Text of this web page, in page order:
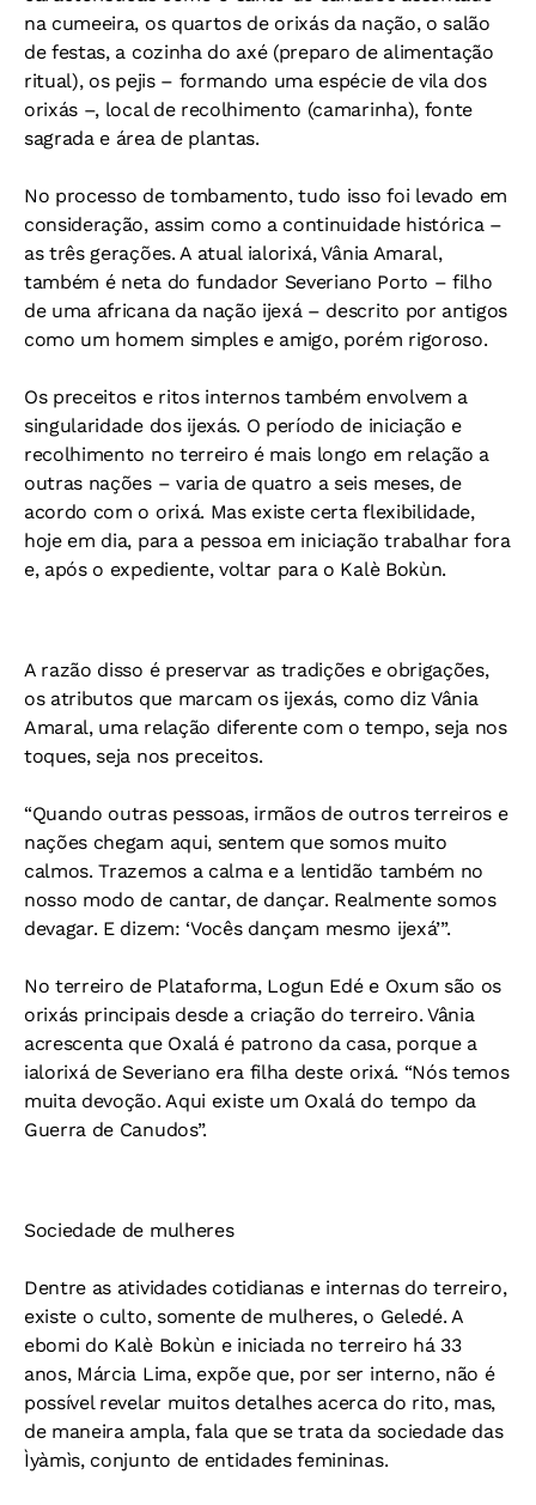
na cumeeira, os quartos de orixás da nação, o salão
de festas, a cozinha do axé (preparo de alimentação
ritual), os pejis – formando uma espécie de vila dos
orixás –, local de recolhimento (camarinha), fonte
sagrada e área de plantas.
No processo de tombamento, tudo isso foi levado em
consideração, assim como a continuidade histórica –
as três gerações. A atual ialorixá, Vânia Amaral,
também é neta do fundador Severiano Porto – filho
de uma africana da nação ijexá – descrito por antigos
como um homem simples e amigo, porém rigoroso.
Os preceitos e ritos internos também envolvem a
singularidade dos ijexás. O período de iniciação e
recolhimento no terreiro é mais longo em relação a
outras nações – varia de quatro a seis meses, de
acordo com o orixá. Mas existe certa flexibilidade,
hoje em dia, para a pessoa em iniciação trabalhar fora
e, após o expediente, voltar para o Kalè Bokùn.
A razão disso é preservar as tradições e obrigações,
os atributos que marcam os ijexás, como diz Vânia
Amaral, uma relação diferente com o tempo, seja nos
toques, seja nos preceitos.
“Quando outras pessoas, irmãos de outros terreiros e
nações chegam aqui, sentem que somos muito
calmos. Trazemos a calma e a lentidão também no
nosso modo de cantar, de dançar. Realmente somos
devagar. E dizem: ‘Vocês dançam mesmo ijexá’”.
No terreiro de Plataforma, Logun Edé e Oxum são os
orixás principais desde a criação do terreiro. Vânia
acrescenta que Oxalá é patrono da casa, porque a
ialorixá de Severiano era filha deste orixá. “Nós temos
muita devoção. Aqui existe um Oxalá do tempo da
Guerra de Canudos”.
Sociedade de mulheres
Dentre as atividades cotidianas e internas do terreiro,
existe o culto, somente de mulheres, o Geledé. A
ebomi do Kalè Bokùn e iniciada no terreiro há 33
anos, Márcia Lima, expõe que, por ser interno, não é
possível revelar muitos detalhes acerca do rito, mas,
de maneira ampla, fala que se trata da sociedade das
Ìyàmìs, conjunto de entidades femininas.